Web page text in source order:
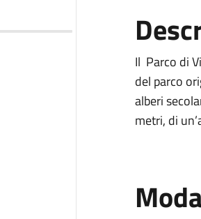
Il Parco di
del parco
alberi
metri, di